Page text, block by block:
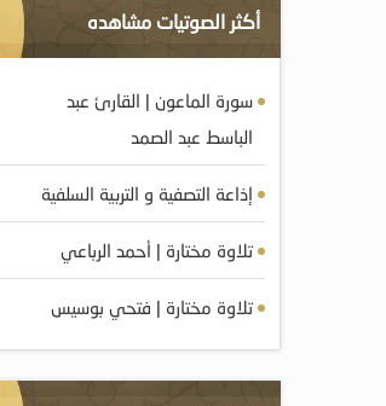
أكثر الصوتيات مشاهده
سورة الماعون | القارئ عبد
الباسط عبد الصمد
إذاعة التصفية و التربية السلفية
تلاوة مختارة | أحمد الرباعي
تلاوة مختارة | فتحي بوسيس